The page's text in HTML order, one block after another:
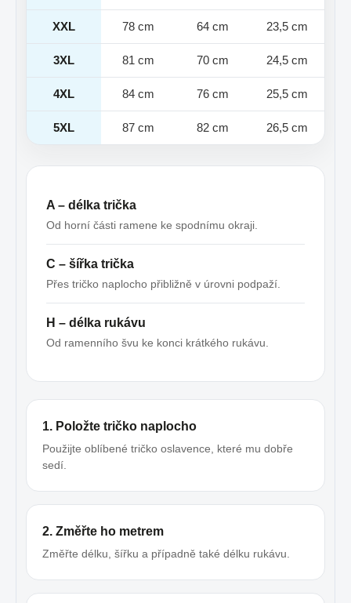
XXL 78 cm 64 cm 23,5 cm
3XL 81 cm 70 cm 24,5 cm
4XL 84 cm 76 cm 25,5 cm
5XL 87 cm 82 cm 26,5 cm
A – délka trička
Od horní části ramene ke spodnímu okraji.
C – šířka trička
Přes tričko naplocho přibližně v úrovni podpaží.
H – délka rukávu
Od ramenního švu ke konci krátkého rukávu.
1. Položte tričko naplocho
Použijte oblíbené tričko oslavence, které mu dobře
sedí.
2. Změřte ho metrem
Změřte délku, šířku a případně také délku rukávu.